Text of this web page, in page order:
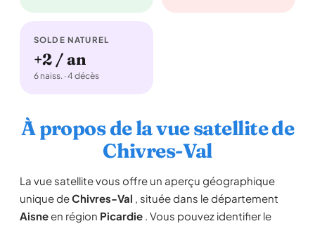
SOLDE NATUREL
+2 / an
6 naiss. · 4 décès
À propos de la vue satellite de
Chivres-Val
La vue satellite vous offre un aperçu géographique
unique deChivres-Val , située dans le département
Aisneen région Picardie . Vous pouvez identifier le